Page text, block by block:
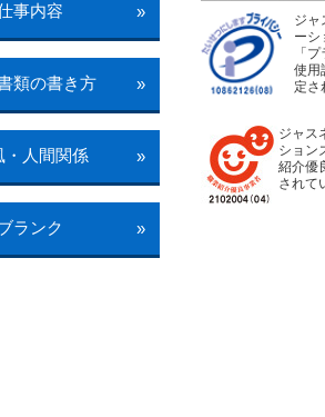
事内容 »
類の書き方 »
・人間関係 »
ランク »
ジャ
ーシ
「
使用
定さ
ジャス
ション
紹介優
されて